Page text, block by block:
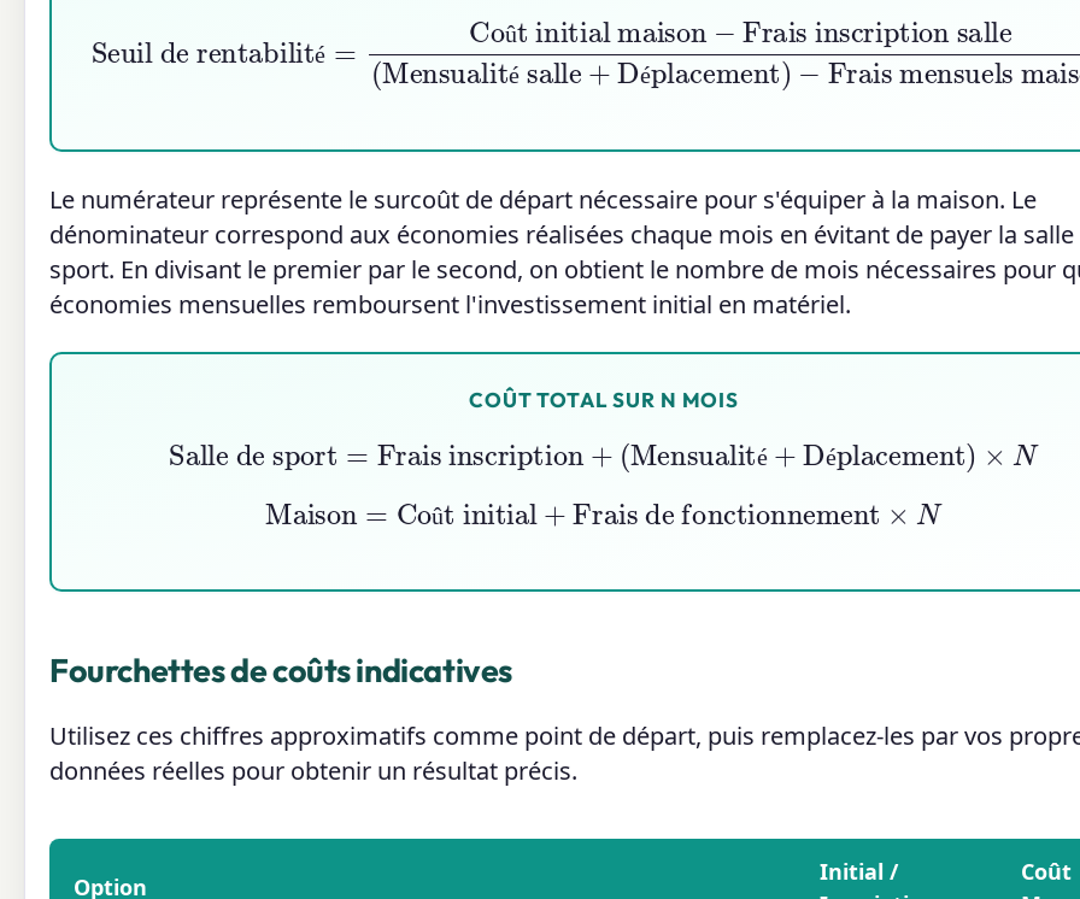
é
û
é é
Coût initial maison−Frais inscription salle(
Déplacement)−Frais mensuels maison
Le numérateur représente le surcoût de départ nécessaire pour s'équiper à la maison. Le
dénominateur correspond aux économies réalisées chaque mois en évitant de payer la salle
sport. En divisant le premier par le second, on obtient le nombre de mois nécessaires pour
économies mensuelles remboursent l'investissement initial en matériel.
COÛT TOTAL SUR N MOIS
é é
Salle de sport=Frais inscription + (Mensualité + Déplacement )× N
û
Maison Coût initial + Frais de fonctionnement× N
Fourchettes de coûts indicatives
Utilisez ces chiffres approximatifs comme point de départ, puis remplacez-les par vos
données réelles pour obtenir un résultat précis.
Option
Initial /
Coût